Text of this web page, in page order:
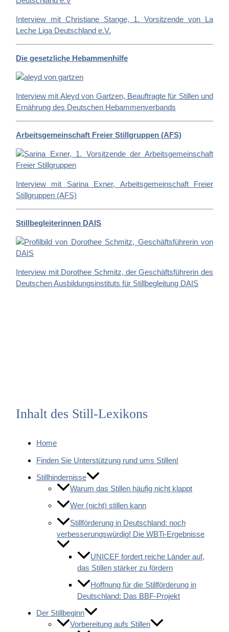
Interview mit Christiane Stange, 1. Vorsitzende von La
Leche Liga Deutschland e.V.
Die gesetzliche Hebammenhilfe
Interview mit Aleyd von Gartzen, Beauftragte für Stillen und
Ernährung des Deutschen Hebammenverbands
Arbeitsgemeinschaft Freier Stillgruppen (AFS)
Interview mit Sarina Exner, Arbeitsgemeinschaft Freier
Stillgruppen (AFS)
Stillbegleiterinnen DAIS
Interview mit Dorothee Schmitz, der Geschäftsführerin des
Deutschen Ausbildungsinstituts für Stillbegleitung DAIS
Inhalt des Still-Lexikons
Home
Finden Sie Unterstützung rund ums Stillen!
Stillhindernisse
Warum das Stillen häufig nicht klappt
Wer (nicht) stillen kann
Stillförderung in Deutschland: noch
verbesserungswürdig! Die WBTi-Ergebnisse
UNICEF fordert reiche Länder auf,
das Stillen stärker zu fördern
Hoffnung für die Stillförderung in
Deutschland: Das BBF-Projekt
Der Stillbeginn
Vorbereitung aufs Stillen